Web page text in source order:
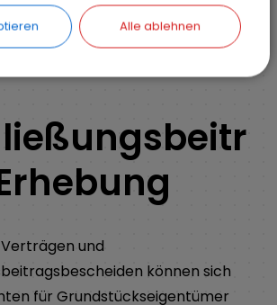
und
können sich
für Grundstückseigentümer
Alle ablehnen